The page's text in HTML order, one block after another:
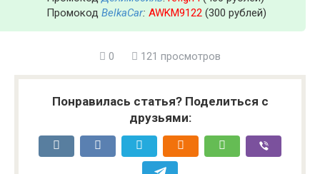
Промокод BelkaCar: AWKM9122 (300 рублей)
0 121 просмотров
Понравилась статья? Поделиться с
друзьями: